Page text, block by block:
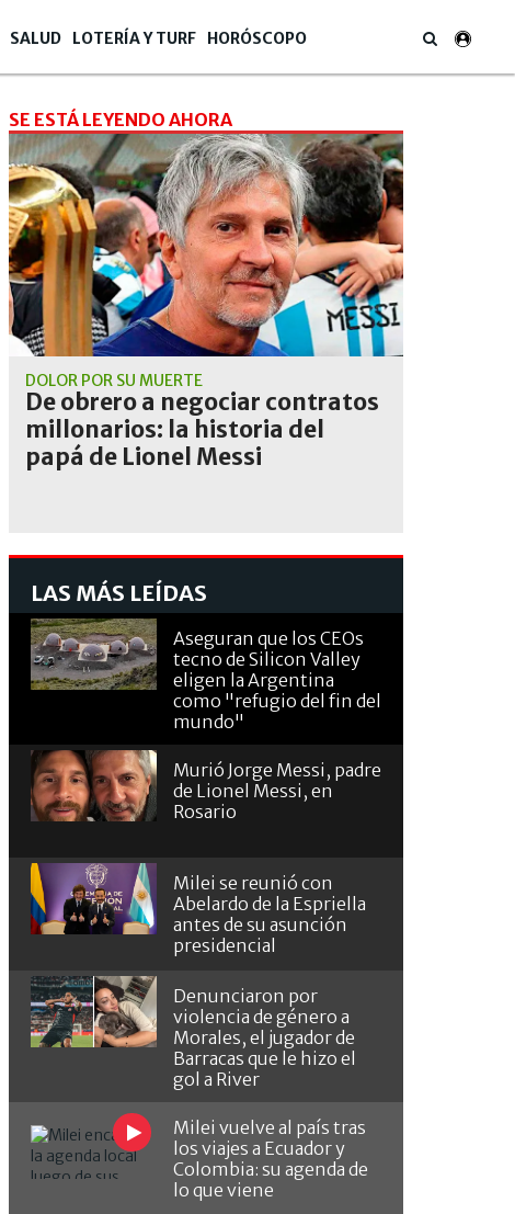
SALUD LOTERÍA Y TURF HORÓSCOPO
SE ESTÁ LEYENDO AHORA
DOLOR POR SU MUERTE
De obrero a negociar contratos
millonarios: la historia del
papá de Lionel Messi
LAS MÁS LEÍDAS
Aseguran que los CEOs
tecno de Silicon Valley
eligen la Argentina
como "refugio del fin del
mundo"
Murió Jorge Messi, padre
de Lionel Messi, en
Rosario
Milei se reunió con
Abelardo de la Espriella
antes de su asunción
presidencial
Denunciaron por
violencia de género a
Morales, el jugador de
Barracas que le hizo el
gol a River
Milei vuelve al país tras
los viajes a Ecuador y
Colombia: su agenda de
lo que viene